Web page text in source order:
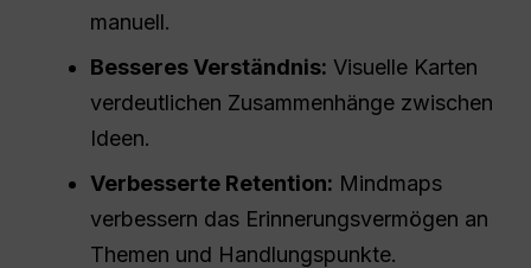
manuell.
Besseres Verständnis: Visuelle Karten
verdeutlichen Zusammenhänge zwischen
Ideen.
Verbesserte Retention: Mindmaps
verbessern das Erinnerungsvermögen an
Themen und Handlungspunkte.